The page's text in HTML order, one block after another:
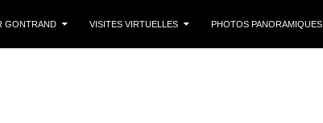
GONTRAND
VISITES VIRTUELLES PHOTOS PANORAMIQUES